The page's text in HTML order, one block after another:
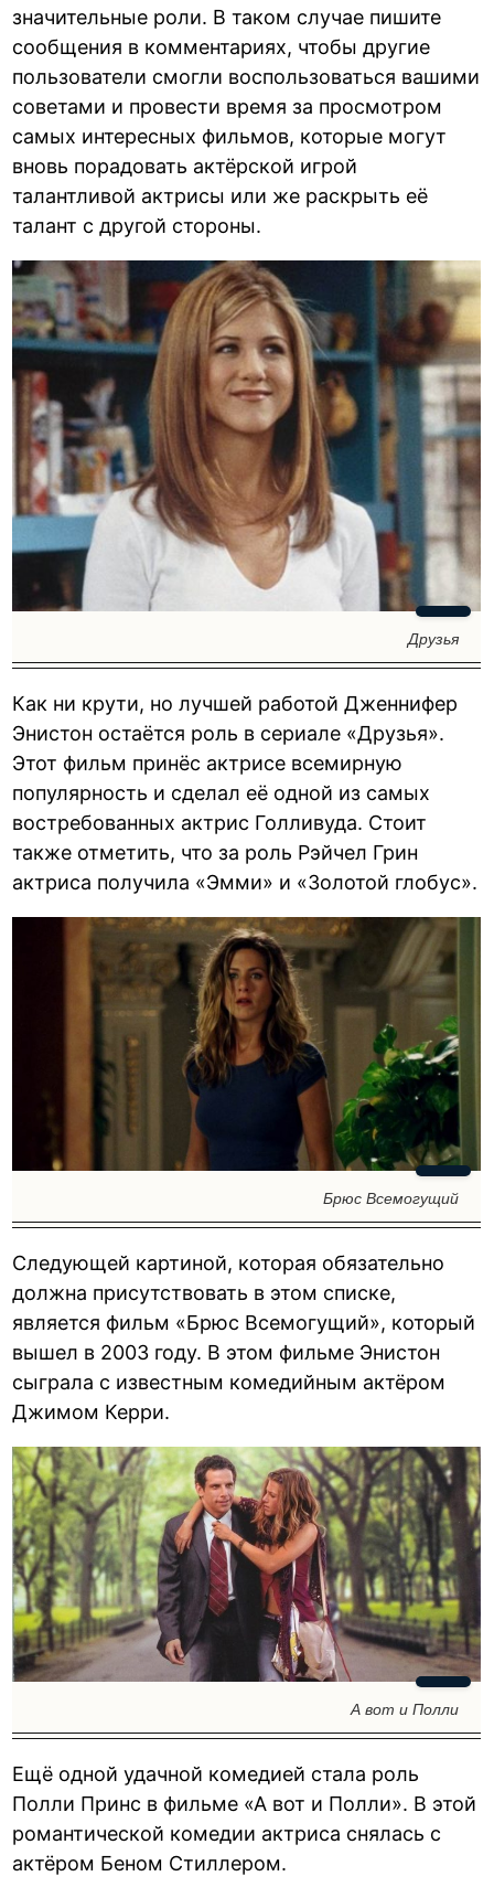
значительные роли. В таком случае пишите
сообщения в комментариях, чтобы другие
пользователи смогли воспользоваться вашими
советами и провести время за просмотром
самых интересных фильмов, которые могут
вновь порадовать актёрской игрой
талантливой актрисы или же раскрыть её
талант с другой стороны.
Друзья
Как ни крути, но лучшей работой Дженнифер
Энистон остаётся роль в сериале «Друзья».
Этот фильм принёс актрисе всемирную
популярность и сделал её одной из самых
востребованных актрис Голливуда. Стоит
также отметить, что за роль Рэйчел Грин
актриса получила «Эмми» и «Золотой глобус».
Брюс Всемогущий
Следующей картиной, которая обязательно
должна присутствовать в этом списке,
является фильм «Брюс Всемогущий», который
вышел в 2003 году. В этом фильме Энистон
сыграла с известным комедийным актёром
Джимом Керри.
А вот и Полли
Ещё одной удачной комедией стала роль
Полли Принс в фильме «А вот и Полли». В этой
романтической комедии актриса снялась с
актёром Беном Стиллером.